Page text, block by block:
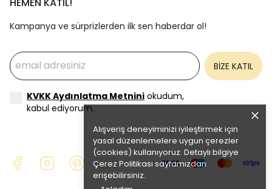
Alışveriş deneyiminizi iyileştirmek için
yasal düzenlemelere uygun çerezler
(cookies) kullanıyoruz. Detaylı bilgiye
Çerez Politikası sayfamızdan
erişebilirsiniz.
HEMEN KATIL!
Kampanya ve sürprizlerden ilk sen haberdar ol!
BİZE KATIL
KVKK Aydınlatma Metnini okudum,
kabul ediyorum.